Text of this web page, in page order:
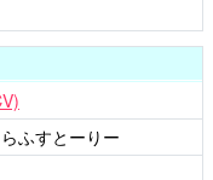
ふすとーりー